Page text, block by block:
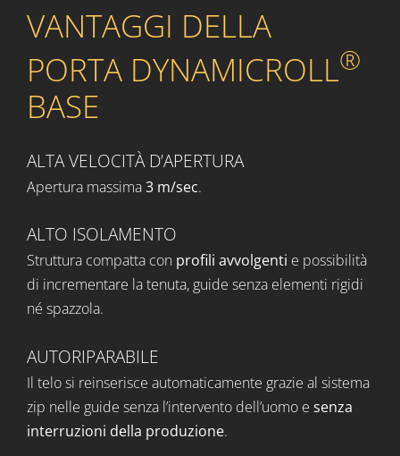
VANTAGGI DELLA
PORTA DYNAMICROLL®
BASE
ALTA VELOCITÀ D’APERTURA
Apertura massima3 m/sec.
ALTO ISOLAMENTO
Struttura compatta con profili avvolgenti e possibilità
di incrementare la tenuta, guide senza elementi rigidi
né spazzola.
AUTORIPARABILE
Il telo si reinserisce automaticamente grazie al sistema
zip nelle guide senza l’intervento dell’uomo e senza
interruzioni della produzione.